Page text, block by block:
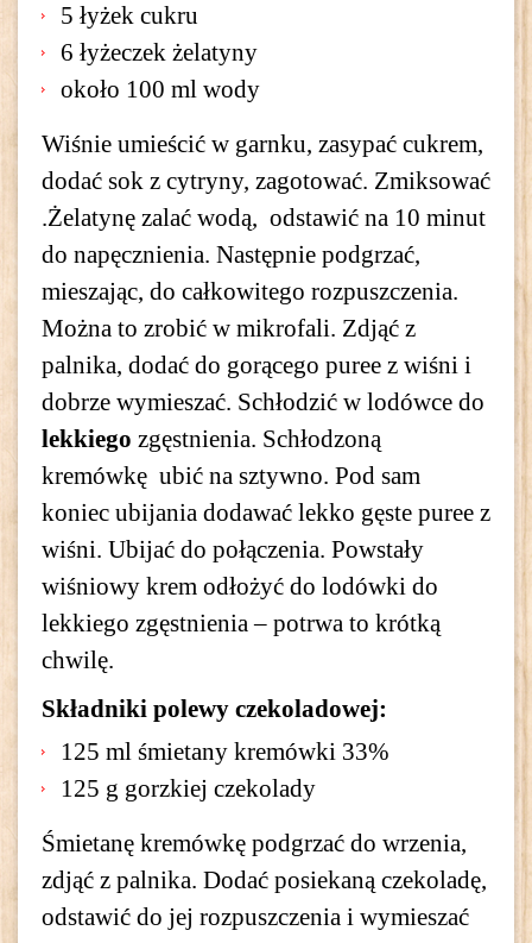
5 łyżek cukru
6 łyżeczek żelatyny
około 100 ml wody
Wiśnie umieścić w garnku, zasypać cukrem,
dodać sok z cytryny, zagotować. Zmiksować
.Żelatynę zalać wodą, odstawić na 10 minut
do napęcznienia. Następnie podgrzać,
mieszając, do całkowitego rozpuszczenia.
Można to zrobić w mikrofali. Zdjąć z
palnika, dodać do gorącego puree z wiśni i
dobrze wymieszać. Schłodzić w lodówce do
lekkiego zgęstnienia. Schłodzoną
kremówkę ubić na sztywno. Pod sam
koniec ubijania dodawać lekko gęste puree z
wiśni. Ubijać do połączenia. Powstały
wiśniowy krem odłożyć do lodówki do
lekkiego zgęstnienia – potrwa to krótką
chwilę.
Składniki polewy czekoladowej:
125 ml śmietany kremówki 33%
125 g gorzkiej czekolady
Śmietanę kremówkę podgrzać do wrzenia,
zdjąć z palnika. Dodać posiekaną czekoladę,
odstawić do jej rozpuszczenia i wymieszać